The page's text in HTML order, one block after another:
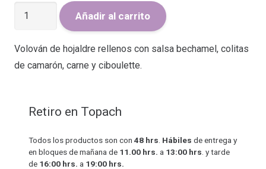
$40.000
hasta
$65.000
100
Petit
Añadir al carrito
Volován de hojaldre rellenos con salsa bechamel, colitas
de camarón, carne y ciboulette.
Retiro en Topach
Todos los productos son con 48 hrs Hábiles de entrega y
en bloques de mañana de 11.00 hrs. a 13:00 hrs . y tarde
de 16:00 hrs. a 19:00 hrs.